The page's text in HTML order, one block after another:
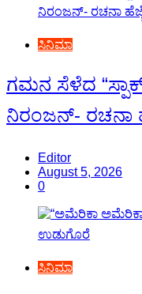
ಸಿನಿಮಾ
ಗಮನ ಸೆಳೆದ
ನಿರಂಜನ್- ರಚನಾ
Editor
August 5, 2026
0
ಸಿನಿಮಾ